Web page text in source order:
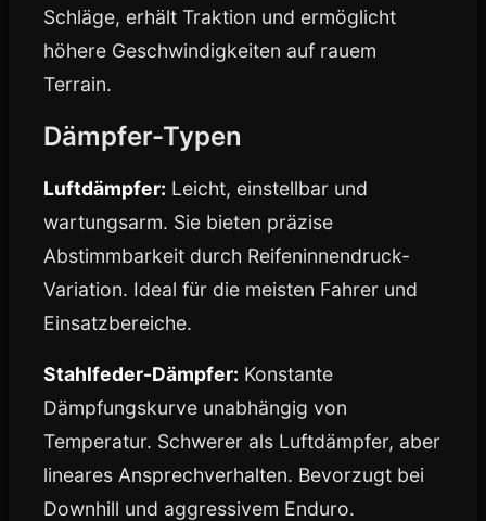
Schläge, erhält Traktion und ermöglicht
höhere Geschwindigkeiten auf rauem
Terrain.
Dämpfer-Typen
Luftdämpfer: Leicht, einstellbar und
wartungsarm. Sie bieten präzise
Abstimmbarkeit durch Reifeninnendruck-
Variation. Ideal für die meisten Fahrer und
Einsatzbereiche.
Stahlfeder-Dämpfer: Konstante
Dämpfungskurve unabhängig von
Temperatur. Schwerer als Luftdämpfer, aber
lineares Ansprechverhalten. Bevorzugt bei
Downhill und aggressivem Enduro.